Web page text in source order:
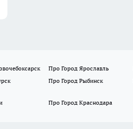
Про Город Ярославль
Про Город Рыбинск
Про Город Краснодара